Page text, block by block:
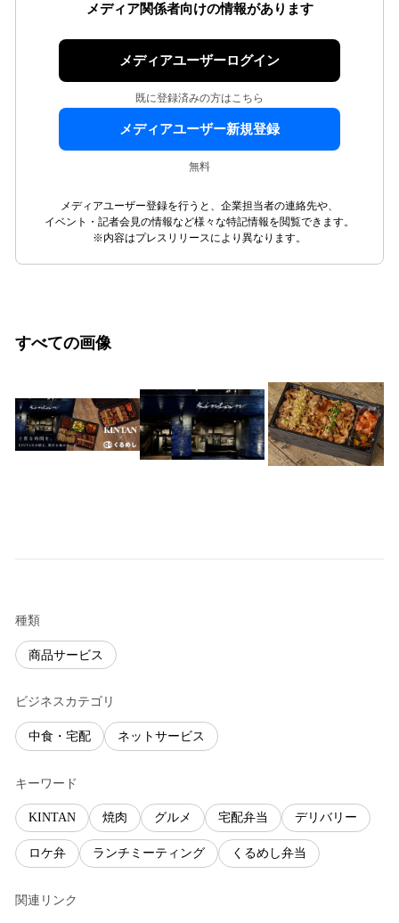
メディア関係者向けの情報があります
メディアユーザーログイン
既に登録済みの方はこちら
メディアユーザー新規登録
無料
メディアユーザー登録を行うと、企業担当者の連絡先や、
イベント・記者会見の情報など様々な特記情報を閲覧できます。
※内容はプレスリリースにより異なります。
すべての画像
種類
商品サービス
ビジネスカテゴリ
中食・宅配 ネットサービス
キーワード
KINTAN 焼肉 グルメ 宅配弁当 デリバリー
ロケ弁 ランチミーティング くるめし弁当
関連リンク